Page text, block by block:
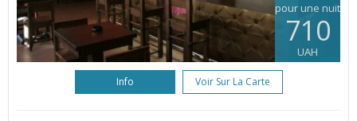
pour une nuit
710
UAH
Info Voir Sur La Carte